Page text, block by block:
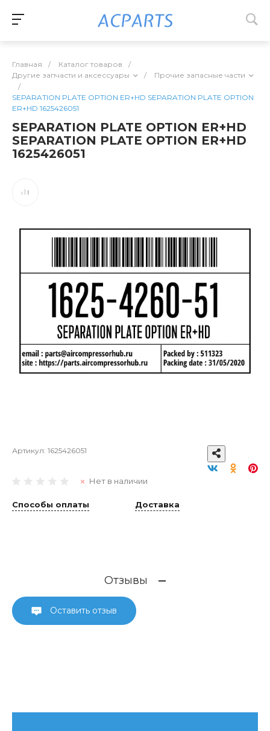
Главная / Каталог товаров
/
Другие запчасти и аксессуары
/
Прочие запасные части
/
SEPARATION PLATE OPTION ER+HD SEPARATION PLATE OPTION
ER+HD 1625426051
SEPARATION PLATE OPTION ER+HD
SEPARATION PLATE OPTION ER+HD
1625426051
Артикул: 1625426051
Нет в наличии
Способы оплаты Доставка
Отзывы
Оставить отзыв